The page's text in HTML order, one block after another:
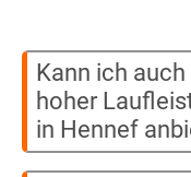
Kann ich
hoher
in Hennef